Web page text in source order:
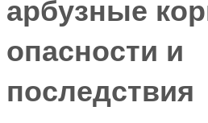
арбузные
опасности и
последствия